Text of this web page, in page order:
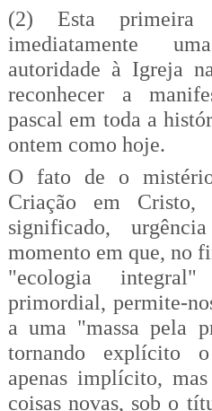
(2) Esta primeira
imediatamente
autoridade à Igreja
reconhecer a
pascal em toda a
ontem como hoje.
O fato de o
Criação em Cristo,
significado,
momento em que, no
"ecologia
primordial, permite-
a uma "massa pela
tornando explícito
apenas implícito,
coisas novas, sob o